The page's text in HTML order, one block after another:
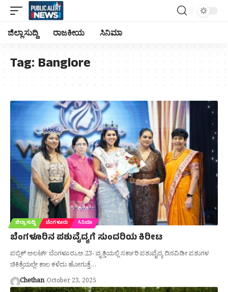
ಜಿಲ್ಲಾ ಸುದ್ದಿ ರಾಜಕೀಯ ಸಿನಿಮಾ
Tag:Banglore
ಜಿಲ್ಲಾ ಸುದ್ದಿ ಬೆಂಗಳೂರು ಸಿನಿಮಾ
ಬೆಂಗಳೂರಿನ ಪಶುವೈದ್ಯಗೆ ಸುಂದರಿಯ ಕಿರೀಟ
ಪಬ್ಲಿಕ್ ಅಲರ್ಟ್ ಬೆಂಗಳೂರು,ಅ.23- ವೃತ್ತಿಯಲ್ಲಿ ಸರ್ಕಾರಿ ಪಶುವೈದ್ಯ ದಿನವಿಡೀ ಪಶುಗಳ
ಚಿಕಿತ್ಸೆಯಲ್ಲೇ ಕಾಲ ಕಳೆದು ಹೋಗುತ್ತೆ…
Chethan October 23, 2025